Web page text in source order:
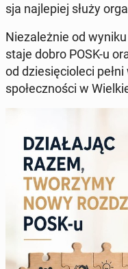
sja naj­le­piej służy
Nie­za­leż­nie od
sta­je dobro POSK-u
od dzie­się­cio­le­ci
spo­łecz­no­ści w